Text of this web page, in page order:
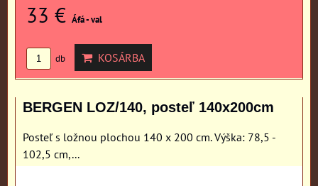
33 € Áfá - val
db KOSÁRBA
BERGEN LOZ/140, posteľ 140x200cm
Posteľ s ložnou plochou 140 x 200 cm. Výška: 78,5 -
102,5 cm,...